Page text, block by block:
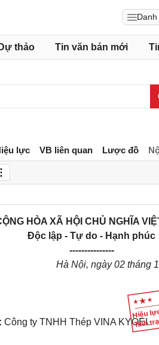
Dự thảo Tin văn bản mới
lực VB liên quan Lược đồ
Hiệu
Tình
HÒA XÃ HỘI CHỦ NGHĨA
Độc lập - Tự do - Hạnh phúc
---------------
Hà Nội, ngày 02 tháng
Công ty TNHH Thép VINA KYOEI.